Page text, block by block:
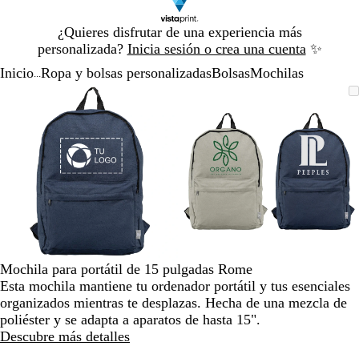
¿Quieres disfrutar de una experiencia más
personalizada? Inicia sesión o crea una cuenta ✨
1
Inicio Ropa y bolsas personalizadasBolsasMochilas
Imagen
ampliable
Acercado
hasta
mínimo
Haz
clic
para
expandir
Utiliza
las
teclas
de
más
y
menos
para
alejar
y
las
flechas
para
moverte
mínimo
expandir
de
más
menos
para
ampliar
las
flechas
Mochila para portátil de 15 pulgadas Rome
Esta mochila mantiene tu ordenador portátil y tus esenciales
organizados mientras te desplazas. Hecha de una mezcla de
poliéster y se adapta a aparatos de hasta 15".
Descubre más detalles